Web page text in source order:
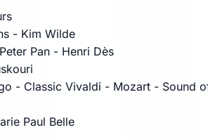
- Kim Wilde
Pan - Henri Dès
- Classic Vivaldi - Mozart - Sound
Paul Belle